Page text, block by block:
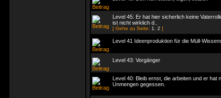
Level 45: Er hat hier sicherlich keine
ist nicht wirklich d..
[ Gehe zu Seite: 1 2 ]
Level 41 Ideenproduktion für die Müll-
Level 43: Vorgänger
Level 40: Bleib ernst, die arbeiten und er hat
Unmengen gegessen.